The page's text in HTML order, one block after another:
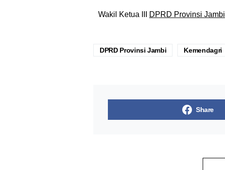
Wakil Ketua III DPRD Provinsi Jambi
DPRD Provinsi Jambi Kemendagri
Share